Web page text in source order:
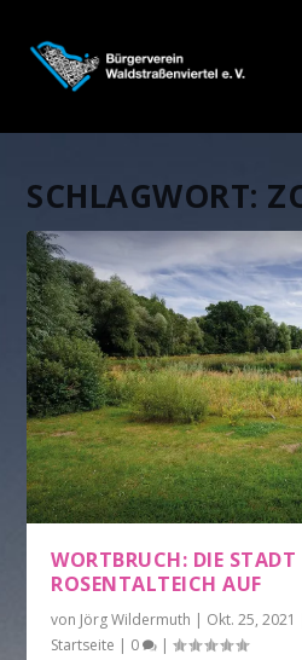
SCHLAGWORT:
WORTBRUCH: DIE STADT
ROSENTALTEICH AUF
von Jörg Wildermuth | Okt. 25, 2021
Startseite | 0 |